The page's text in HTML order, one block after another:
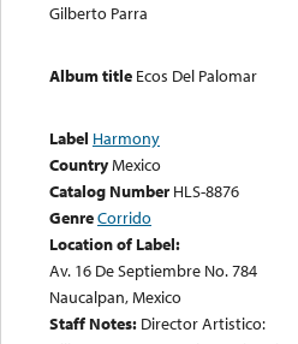
Gilberto Parra
Album title Ecos Del Palomar
Label Harmony
CountryMexico
Catalog Number HLS-8876
GenreCorrido
Location of Label:
Av. 16 De Septiembre No. 784
Naucalpan, Mexico
Staff Notes: Director Artistico: